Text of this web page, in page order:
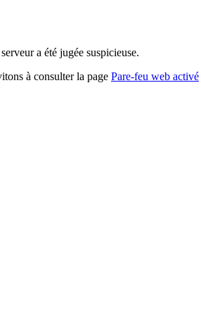
a été jugée suspicieuse.
à consulter la page Pare-feu web activé